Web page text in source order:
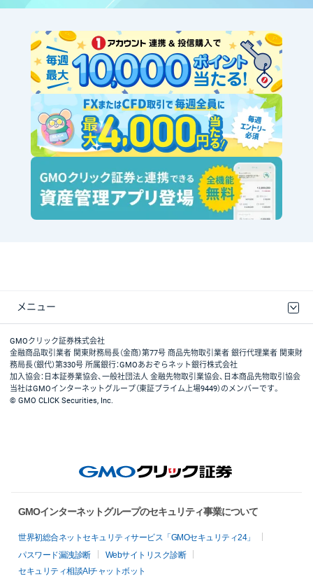
メニュー
取引規程・約款
最良執行方針
ディスクレイマー
リスク説明
GMOクリック証券ホームページ
GMOクリック証券株式会社
金融商品取引業者 関東財務局長（金商）第77号 商品先物取引業者 銀行代理業者 関東財
務局長（銀代）第330号 所属銀行：GMOあおぞらネット銀行株式会社
加入協会：日本証券業協会、一般社団法人 金融先物取引業協会、日本商品先物取引協会
当社はGMOインターネットグループ（東証プライム上場9449）のメンバーです。
© GMO CLICK Securities, Inc.
GMOインターネットグループのセキュリティ事業について
世界初総合ネットセキュリティサービス「GMOセキュリティ24」
パスワード漏洩診断
Webサイトリスク診断
セキュリティ相談AIチャットボット